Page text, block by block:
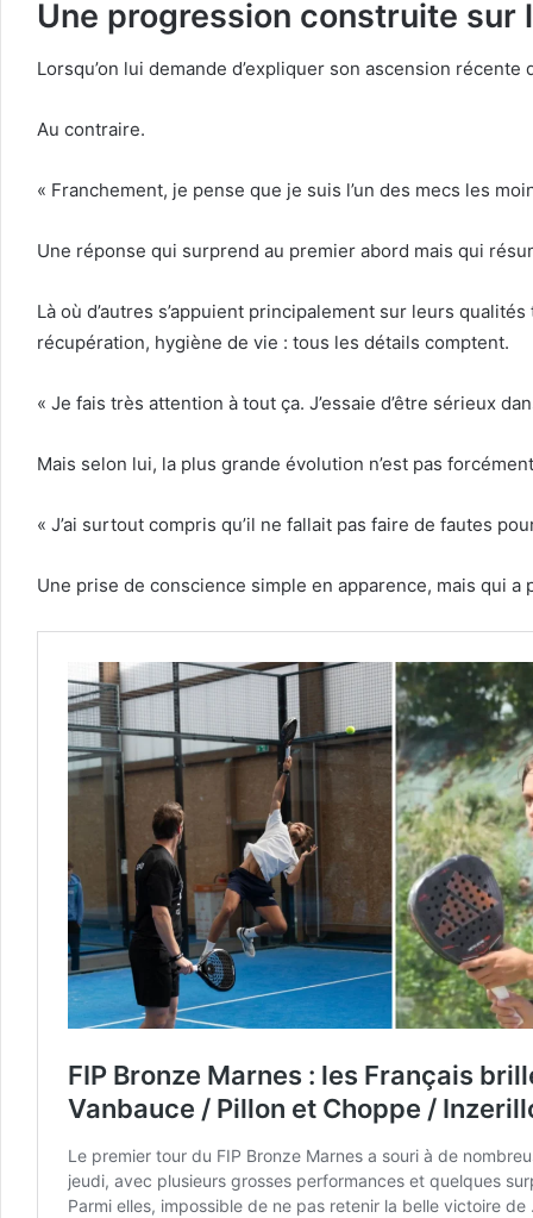
Une progression construite sur
Lorsqu’on lui demande d’expliquer son ascension
Au contraire.
« Franchement, je pense que je suis l’un des mecs les
Une réponse qui surprend au premier abord mais qui
Là où d’autres s’appuient principalement sur leurs
récupération, hygiène de vie : tous les détails comptent.
« Je fais très attention à tout ça. J’essaie d’être sérieux
Mais selon lui, la plus grande évolution n’est pas
« J’ai surtout compris qu’il ne fallait pas faire de fautes
Une prise de conscience simple en apparence, mais qui